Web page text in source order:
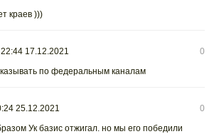
краев )))
22:44 17.12.2021
0
по федеральным каналам
25.12.2021
0
Ук базис отжигал. но мы его победили